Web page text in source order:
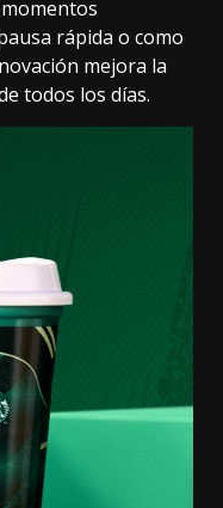
rápida o como
mejora la
todos los días.